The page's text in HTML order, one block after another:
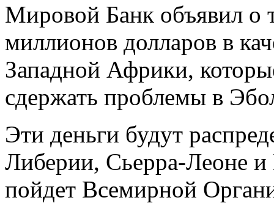
Мировой Банк объявил о
миллионов долларов в
Западной Африки,
сдержать проблемы в
Эти деньги будут
Либерии, Сьерра-Леоне и
пойдет Всемирной